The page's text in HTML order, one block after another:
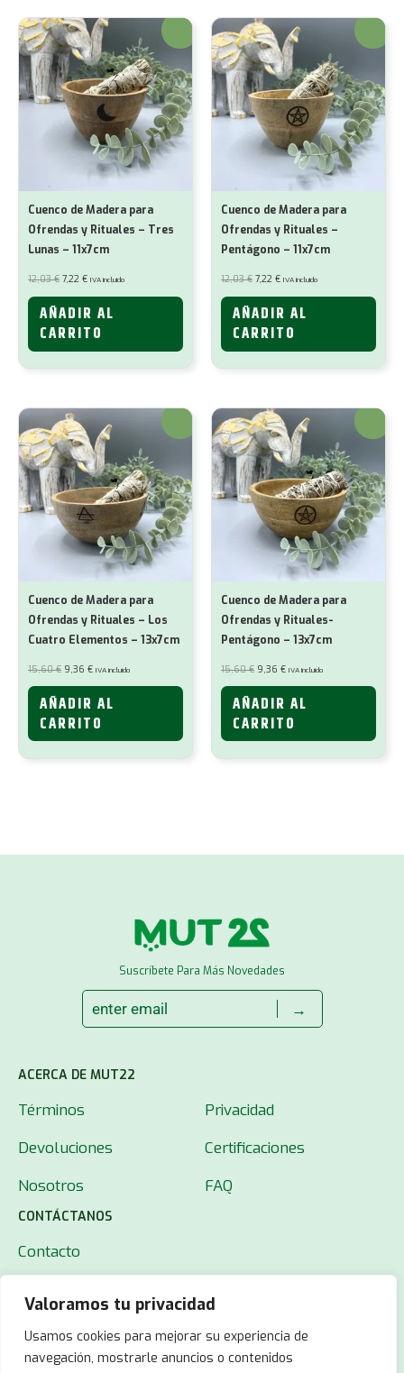
Valoramos tu privacidad
Usamos cookies para mejorar su experiencia de
navegación, mostrarle anuncios o contenidos
Vida
-
13x7cm
cantidad
¡Oferta!
Cuenco de Madera para
Ofrendas y Rituales – Tres
Lunas – 11x7cm
12,03€ El
precio
original
era:
12,03 €.
7,22 €El
actual
es:
7,22 €.
IVA incluido
AÑADIR AL
CARRITO
¡Oferta!
Cuenco de Madera para
Ofrendas y Rituales –
Pentágono – 11x7cm
12,03€ El
precio
original
era:
12,03 €.
7,22 €El
actual
es:
7,22 €.
IVA incluido
AÑADIR AL
CARRITO
¡Oferta!
Cuenco de Madera para
Ofrendas y Rituales – Los
Cuatro Elementos – 13x7cm
15,60€ El
precio
original
15,60 €.
9,36 €El
actual
9,36 €.
IVA incluido
AÑADIR AL
CARRITO
¡Oferta!
Cuenco de Madera para
Ofrendas y Rituales-
Pentágono – 13x7cm
15,60€ El
precio
original
15,60 €.
9,36 €El
actual
9,36 €.
IVA incluido
AÑADIR AL
CARRITO
Suscríbete Para Más Novedades
→
ACERCA DE MUT22
Términos
Privacidad
Devoluciones
Certificaciones
Nosotros
FAQ
CONTÁCTANOS
Contacto